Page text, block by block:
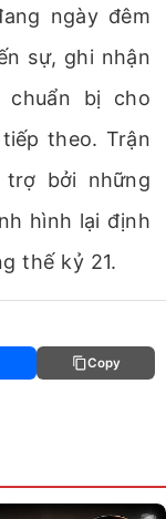
ngày đêm
sự, ghi nhận
bị cho
theo. Trận
bởi những
hình lại định
thế kỷ 21.
Copy